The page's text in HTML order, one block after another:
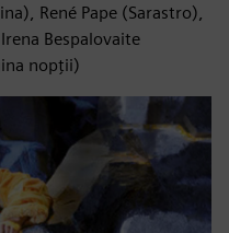
René Pape (Sarastro),
Bespalovaite
nopții)